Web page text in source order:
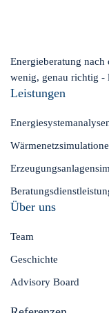
Energieberatung
wenig, genau richtig -
Leistungen
Über uns
Team
Geschichte
Advisory Board